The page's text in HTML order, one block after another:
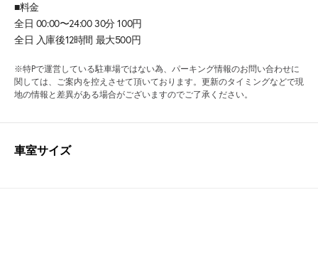
■料金
全日 00:00〜24:00 30分 100円
全日 入庫後12時間 最大500円
※特Pで運営している駐車場ではない為、パーキング情報のお問い合わせに
関しては、ご案内を控えさせて頂いております。更新のタイミングなどで現
地の情報と差異がある場合がございますのでご了承ください。
車室サイズ